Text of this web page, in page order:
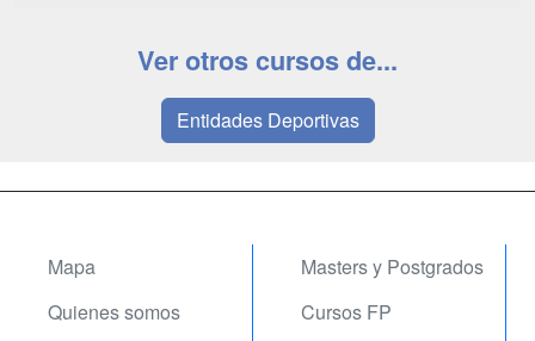
Ver otros cursos de...
Entidades Deportivas
Mapa
Quienes somos
Masters y Postgrados
Cursos FP